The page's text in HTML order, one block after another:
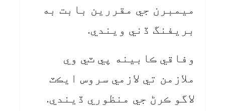
ميمبرن جي مقررين بابت به
بريفنگ ڏني ويندي.
وفاقي ڪابينه پي ٽي وي
ملازمن تي لازمي سروس ايڪٽ
لاگو ڪرڻ جي منظوري ڏيندي.